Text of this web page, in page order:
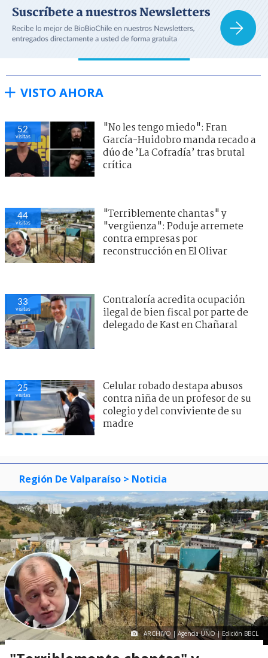
VISTO AHORA
52
visitas
"No les tengo miedo": Fran
García-Huidobro manda recado a
dúo de ’La Cofradía’ tras brutal
crítica
44
visitas
"Terriblemente chantas" y
"vergüenza": Poduje arremete
contra empresas por
reconstrucción en El Olivar
33
visitas
Contraloría acredita ocupación
ilegal de bien fiscal por parte de
delegado de Kast en Chañaral
25
visitas
Celular robado destapa abusos
contra niña de un profesor de su
colegio y del conviviente de su
madre
Región De Valparaíso > Noticia
ARCHIVO | Agencia UNO | Edición BBCL